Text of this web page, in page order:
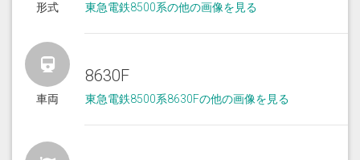
形式 東急電鉄8500系の他の画像を見る
車両
8630F
東急電鉄8500系8630Fの他の画像を見る